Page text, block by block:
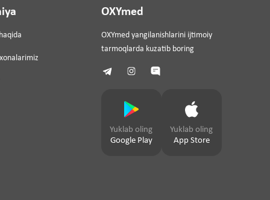
OXYmed
OXYmed yangilanishlarini ijtimoiy
tarmoqlarda kuzatib boring
Yuklab oling
Google Play
Yuklab oling
App Store